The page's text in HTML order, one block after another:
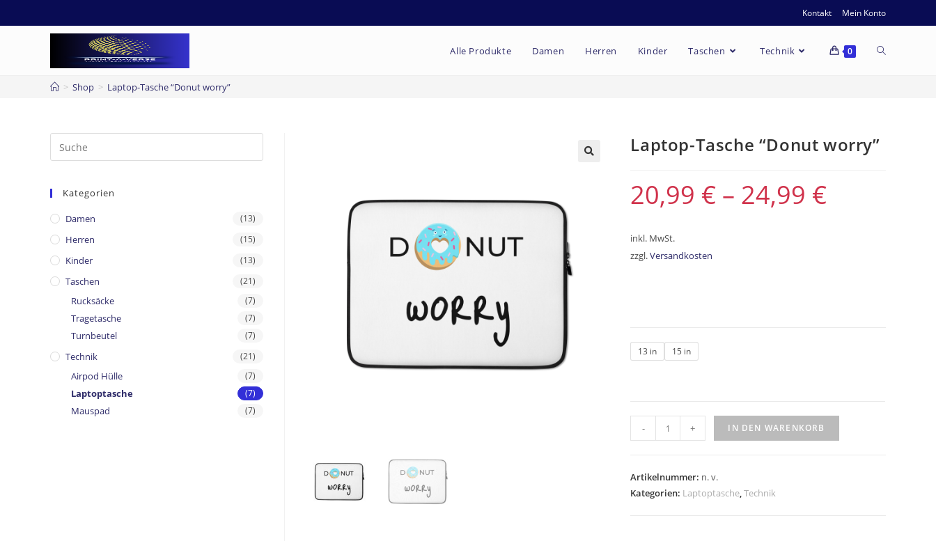
Kontakt Mein Konto
Alle Produkte Damen Herren Kinder Taschen Technik 0
> Shop > Laptop-Tasche “Donut worry”
Laptop-Tasche “Donut worry”
20,99 € – 24,99 €
inkl. MwSt.
zzgl.Versandkosten
13 in 15 in
- + IN DEN WARENKORB
Artikelnummer: n. v.
Kategorien: Laptoptasche,Technik
Kategorien
Damen (13)
Herren (15)
Kinder (13)
Taschen (21)
Rucksäcke (7)
Tragetasche (7)
Turnbeutel (7)
Technik (21)
Airpod Hülle (7)
Laptoptasche (7)
Mauspad (7)